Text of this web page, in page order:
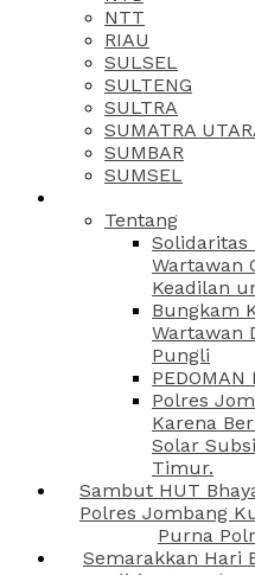
NTT
RIAU
SULSEL
SULTENG
SULTRA
SUMATRA
SUMBAR
SUMSEL
Tentang
Solidaritas
Wartawan
Keadilan
Bungkam
Wartawan
Pungli
PEDOMAN
Polres
Karena
Solar
Timur.
Sambut HUT
Polres Jombang
Purna
Semarakkan Hari